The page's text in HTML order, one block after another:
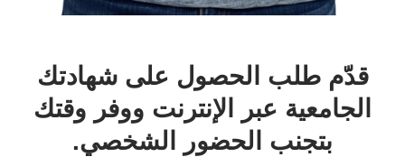
قدّم طلب الحصول على شهادتك
الجامعية عبر الإنترنت ووفر وقتك
بتجنب الحضور الشخصي.